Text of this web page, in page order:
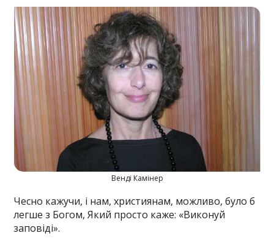
Венді Камінер
Чесно кажучи, і нам, християнам, можливо, було б
легше з Богом, Який просто каже: «Виконуй
заповіді».